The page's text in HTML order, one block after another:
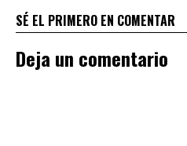
SÉ EL PRIMERO EN COMENTAR
Deja un comentario